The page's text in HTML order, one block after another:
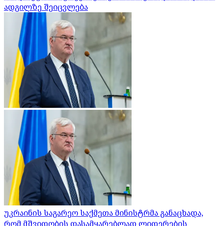
ადგილზე შეიცვლება
უკრაინის საგარეო საქმეთა მინისტრმა განაცხადა,
რომ მშვიდობის დასამყარებლად ლიდერების